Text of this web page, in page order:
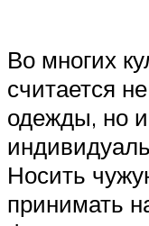
Во многих
считается
одежды, но
Носить
принимать